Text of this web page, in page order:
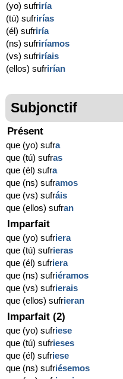
(yo) sufriría
(tú) sufrirías
(él) sufriría
(ns) sufriríamos
(vs) sufriríais
(ellos) sufrirían
Subjonctif
Présent
que (yo) sufra
que (tú) sufras
que (él) sufra
que (ns) suframos
que (vs) sufráis
que (ellos) sufran
Imparfait
que (yo) sufriera
que (tú) sufrieras
que (él) sufriera
que (ns) sufriéramos
que (vs) sufrierais
que (ellos) sufrieran
Imparfait (2)
que (yo) sufriese
que (tú) sufrieses
que (él) sufriese
que (ns) sufriésemos